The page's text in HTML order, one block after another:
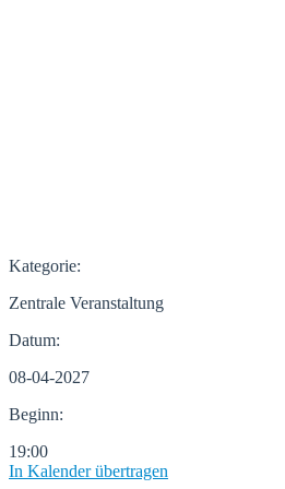
Kategorie:
Zentrale Veranstaltung
Datum:
08-04-2027
Beginn:
19:00
In Kalender übertragen